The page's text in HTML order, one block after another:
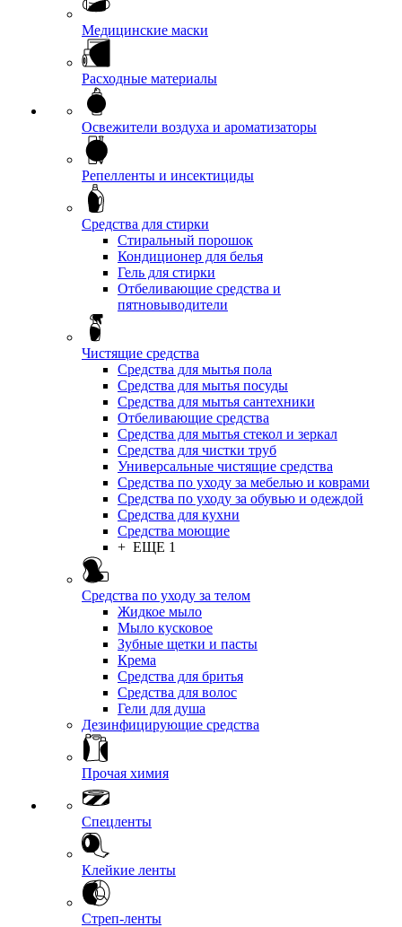
Медицинские маски
Расходные материалы
Освежители воздуха и ароматизаторы
Репелленты и инсектициды
Средства для стирки
Стиральный порошок
Кондиционер для белья
Гель для стирки
Отбеливающие средства и
пятновыводители
Чистящие средства
Средства для мытья пола
Средства для мытья посуды
Средства для мытья сантехники
Отбеливающие средства
Средства для мытья стекол и зеркал
Средства для чистки труб
Универсальные чистящие средства
Средства по уходу за мебелью и коврами
Средства по уходу за обувью и одеждой
Средства для кухни
Средства моющие
+ ЕЩЕ 1
Средства по уходу за телом
Жидкое мыло
Мыло кусковое
Зубные щетки и пасты
Крема
Средства для бритья
Средства для волос
Гели для душа
Дезинфицирующие средства
Прочая химия
Спецленты
Клейкие ленты
Стреп-ленты